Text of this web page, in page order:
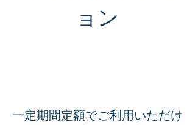
ョン
一定期間定額でご利用いただけ